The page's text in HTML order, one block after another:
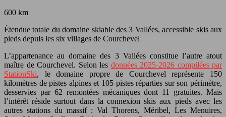
600 km
Étendue totale du domaine skiable des 3 Vallées, accessible skis aux
pieds depuis les six villages de Courchevel
L’appartenance au domaine des 3 Vallées constitue l’autre atout
maître de Courchevel. Selon les données 2025-2026 compilées par
StationSki, le domaine propre de Courchevel représente 150
kilomètres de pistes alpines et 105 pistes réparties sur son périmètre,
desservies par 62 remontées mécaniques dont 11 gratuites. Mais
l’intérêt réside surtout dans la connexion skis aux pieds avec les
autres stations du massif : Val Thorens, Méribel, Les Menuires,